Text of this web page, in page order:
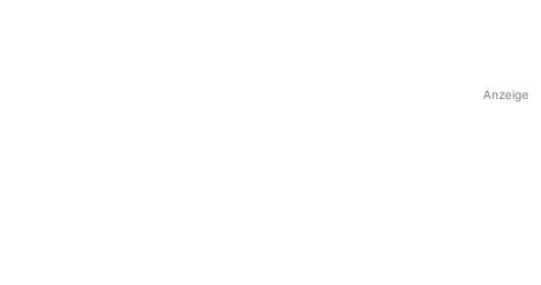
Anzeige